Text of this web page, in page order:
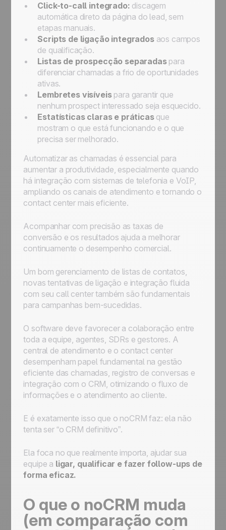
Click-to-call integrado: discagem
automática direto da página do lead, sem
etapas manuais.
Scripts de ligação integradosaos campos
de qualificação.
Listas de prospecção separadaspara
diferenciar chamadas a frio de oportunidades
ativas.
Lembretes visíveispara garantir que
nenhum prospect interessado seja esquecido.
Estatísticas claras e práticasque
mostram o que está funcionando e o que
precisa ser melhorado.
Automatizar as chamadas é essencial para
aumentar a produtividade, especialmente quando
há integração com sistemas de telefonia e VoIP,
ampliando os canais de atendimento e tornando o
contact center mais eficiente.
Acompanhar com precisão as taxas de
conversão e os resultados ajuda a melhorar
continuamente o desempenho comercial.
Um bom gerenciamento de listas de contatos,
novas tentativas de ligação e integração fluida
com seu call center também são fundamentais
para campanhas bem-sucedidas.
O software deve favorecer a colaboração entre
toda a equipe, agentes, SDRs e gestores. A
central de atendimento e o contact center
desempenham papel fundamental na gestão
eficiente das chamadas, registro de conversas e
integração com o CRM, otimizando o fluxo de
informações e o atendimento ao cliente.
E é exatamente isso que o noCRM faz: ela não
tenta ser “o CRM definitivo”.
Ela foca no que realmente importa, ajudar sua
equipe a ligar, qualificar e fazer follow-ups de
forma eficaz.
O que o noCRM muda
(em comparação com